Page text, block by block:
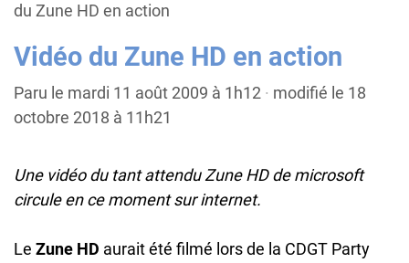
du Zune HD en action
Vidéo du Zune HD en action
Paru le mardi 11 août 2009 à 1h12 · modifié le 18
octobre 2018 à 11h21
Une vidéo du tant attendu Zune HD de microsoft
circule en ce moment sur internet.
Le Zune HD aurait été filmé lors de la CDGT Party